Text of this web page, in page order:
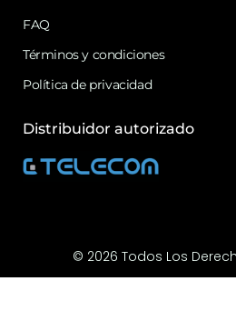
FAQ
Términos y condiciones
Política de privacidad
Distribuidor autorizado
© 2026 Todos Los